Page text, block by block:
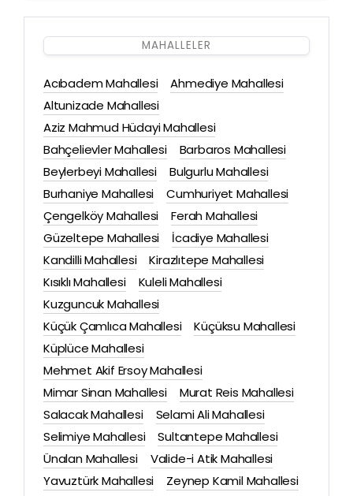
MAHALLELER
Acıbadem Mahallesi
Ahmediye Mahallesi
Altunizade Mahallesi
Aziz Mahmud Hüdayi Mahallesi
Bahçelievler Mahallesi
Barbaros Mahallesi
Beylerbeyi Mahallesi
Bulgurlu Mahallesi
Burhaniye Mahallesi
Cumhuriyet Mahallesi
Çengelköy Mahallesi
Ferah Mahallesi
Güzeltepe Mahallesi
İcadiye Mahallesi
Kandilli Mahallesi
Kirazlıtepe Mahallesi
Kısıklı Mahallesi
Kuleli Mahallesi
Kuzguncuk Mahallesi
Küçük Çamlıca Mahallesi
Küçüksu Mahallesi
Küplüce Mahallesi
Mehmet Akif Ersoy Mahallesi
Mimar Sinan Mahallesi
Murat Reis Mahallesi
Salacak Mahallesi
Selami Ali Mahallesi
Selimiye Mahallesi
Sultantepe Mahallesi
Ünalan Mahallesi
Valide-i Atik Mahallesi
Yavuztürk Mahallesi
Zeynep Kamil Mahallesi